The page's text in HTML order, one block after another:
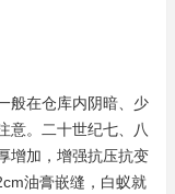
般在仓库内阴暗、少
意。二十世纪七、八
增加，增强抗压抗变
油膏嵌缝，白蚁就